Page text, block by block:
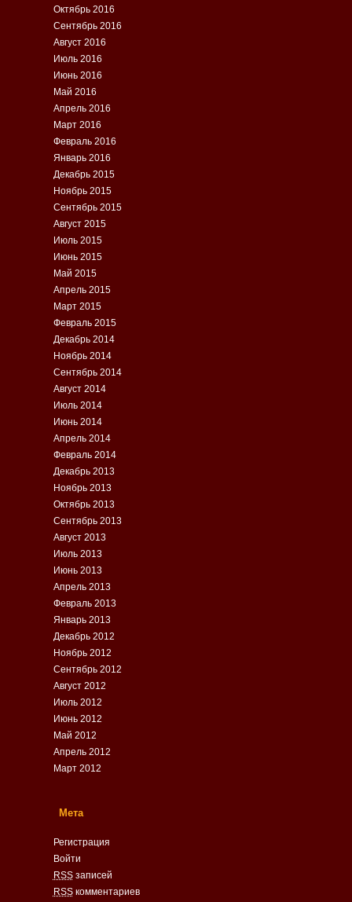
Октябрь 2016
Сентябрь 2016
Август 2016
Июль 2016
Июнь 2016
Май 2016
Апрель 2016
Март 2016
Февраль 2016
Январь 2016
Декабрь 2015
Ноябрь 2015
Сентябрь 2015
Август 2015
Июль 2015
Июнь 2015
Май 2015
Апрель 2015
Март 2015
Февраль 2015
Декабрь 2014
Ноябрь 2014
Сентябрь 2014
Август 2014
Июль 2014
Июнь 2014
Апрель 2014
Февраль 2014
Декабрь 2013
Ноябрь 2013
Октябрь 2013
Сентябрь 2013
Август 2013
Июль 2013
Июнь 2013
Апрель 2013
Февраль 2013
Январь 2013
Декабрь 2012
Ноябрь 2012
Сентябрь 2012
Август 2012
Июль 2012
Июнь 2012
Май 2012
Апрель 2012
Март 2012
Мета
Регистрация
Войти
RSSзаписей
RSSкомментариев